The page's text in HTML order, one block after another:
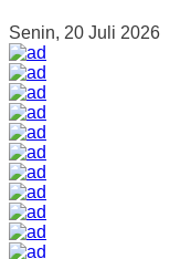
Senin, 20 Juli 2026